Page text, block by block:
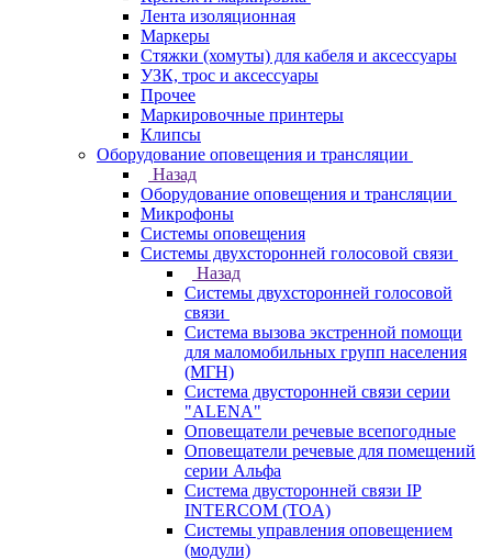
Лента изоляционная
Маркеры
Стяжки (хомуты) для кабеля и аксессуары
УЗК, трос и аксессуары
Прочее
Маркировочные принтеры
Клипсы
Оборудование оповещения и трансляции
Назад
Оборудование оповещения и трансляции
Микрофоны
Системы оповещения
Системы двухсторонней голосовой связи
Назад
Системы двухсторонней голосовой
связи
Система вызова экстренной помощи
для маломобильных групп населения
(МГН)
Система двусторонней связи серии
"ALENA"
Оповещатели речевые всепогодные
Оповещатели речевые для помещений
серии Альфа
Система двусторонней связи IP
INTERCOM (TOA)
Системы управления оповещением
(модули)